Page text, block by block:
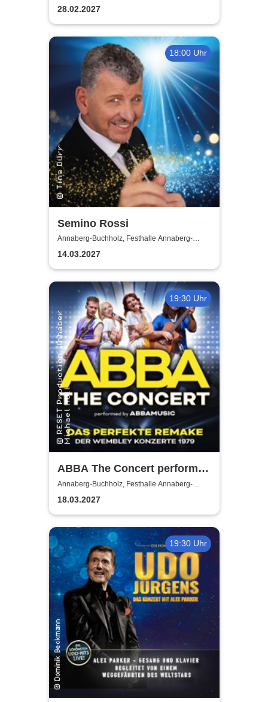
Buchholz
28.02.2027
18:00 Uhr
Semino Rossi
Annaberg-Buchholz, Festhalle Annaberg-
Buchholz
14.03.2027
19:30 Uhr
ABBA The Concert performed
by ABBAMUSIC
Annaberg-Buchholz, Festhalle Annaberg-
Buchholz
18.03.2027
19:30 Uhr